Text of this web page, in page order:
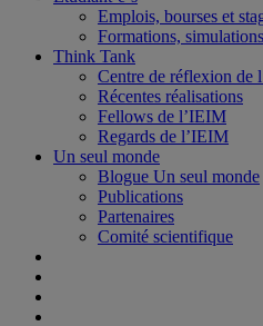
Emplois, bourses et
Formations,
Think Tank
Centre de réflexion de
Récentes réalisations
Fellows de l’IEIM
Regards de l’IEIM
Un seul monde
Blogue Un seul monde
Publications
Partenaires
Comité scientifique